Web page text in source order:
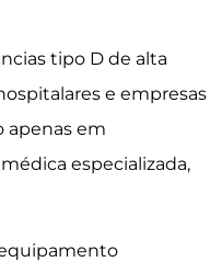
tipo D de alta
e empresas
apenas em
especializada,